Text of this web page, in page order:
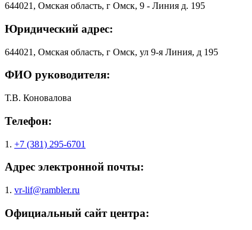
644021, Омская область, г Омск, 9 - Линия д. 195
Юридический адрес:
644021, Омская область, г Омск, ул 9-я Линия, д 195
ФИО руководителя:
Т.В. Коновалова
Телефон:
1. +7 (381) 295-6701
Адрес электронной почты:
1. vr-lif@rambler.ru
Официальный сайт центра: